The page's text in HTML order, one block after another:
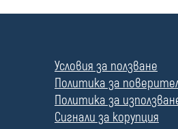
л
е
Условия за ползване
Политика за
Политика за
Сигнали за корупция